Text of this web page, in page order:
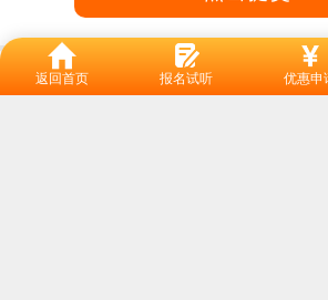
10多所校区 就近
返回首页 报名试听 优惠申